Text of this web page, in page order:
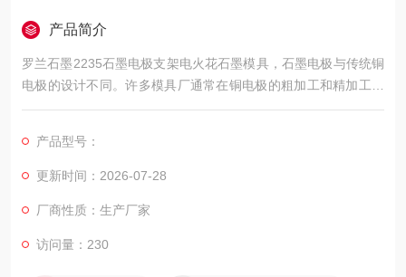
产品简介
罗兰石墨2235石墨电极支架电火花石墨模具，石墨电极与传统铜
电极的设计不同。许多模具厂通常在铜电极的粗加工和精加工有
不同的预留量，而石墨电极则使用几乎相同的预留量，这减少了
上提高模具型腔的精度。
产品型号：
更新时间：2026-07-28
厂商性质：生产厂家
访问量：230